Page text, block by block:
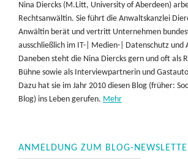
Nina Diercks (M.Litt, University of Aberdeen)
Rechtsanwältin. Sie führt die Anwaltskanzlei
Anwältin berät und vertritt Unternehmen
ausschließlich im IT-| Medien-| Datenschutz
Daneben steht die Nina Diercks gern und oft als
Bühne sowie als Interviewpartnerin und
Dazu hat sie im Jahr 2010 diesen Blog (früher:
Blog) ins Leben gerufen. Mehr
ANMELDUNG ZUM BLOG-